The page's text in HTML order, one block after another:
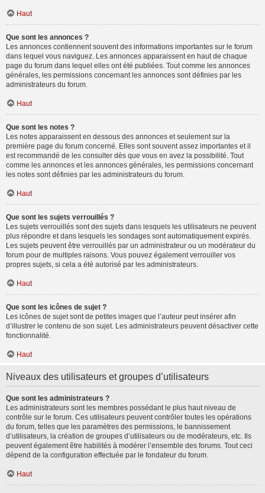
Haut
Que sont les annonces ?
Les annonces contiennent souvent des informations importantes sur le forum
dans lequel vous naviguez. Les annonces apparaissent en haut de chaque
page du forum dans lequel elles ont été publiées. Tout comme les annonces
générales, les permissions concernant les annonces sont définies par les
administrateurs du forum.
Haut
Que sont les notes ?
Les notes apparaissent en dessous des annonces et seulement sur la
première page du forum concerné. Elles sont souvent assez importantes et il
est recommandé de les consulter dès que vous en avez la possibilité. Tout
comme les annonces et les annonces générales, les permissions concernant
les notes sont définies par les administrateurs du forum.
Haut
Que sont les sujets verrouillés ?
Les sujets verrouillés sont des sujets dans lesquels les utilisateurs ne peuvent
plus répondre et dans lesquels les sondages sont automatiquement expirés.
Les sujets peuvent être verrouillés par un administrateur ou un modérateur du
forum pour de multiples raisons. Vous pouvez également verrouiller vos
propres sujets, si cela a été autorisé par les administrateurs.
Haut
Que sont les icônes de sujet ?
Les icônes de sujet sont de petites images que l’auteur peut insérer afin
d’illustrer le contenu de son sujet. Les administrateurs peuvent désactiver cette
fonctionnalité.
Haut
Niveaux des utilisateurs et groupes d’utilisateurs
Que sont les administrateurs ?
Les administrateurs sont les membres possédant le plus haut niveau de
contrôle sur le forum. Ces utilisateurs peuvent contrôler toutes les opérations
du forum, telles que les paramètres des permissions, le bannissement
d’utilisateurs, la création de groupes d’utilisateurs ou de modérateurs, etc. Ils
peuvent également être habilités à modérer l’ensemble des forums. Tout ceci
dépend de la configuration effectuée par le fondateur du forum.
Haut